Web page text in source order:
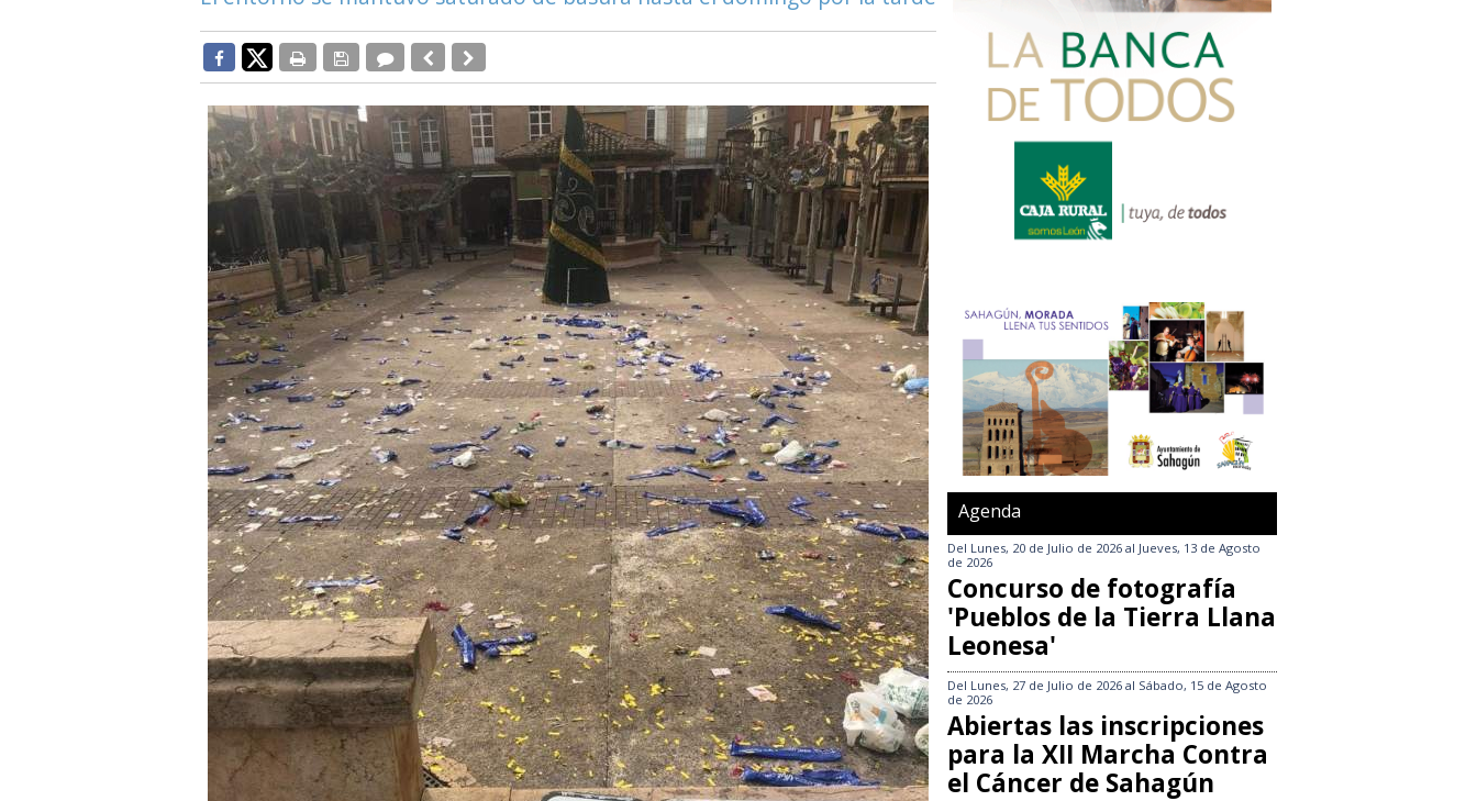
Agenda
Del Lunes, 20 de Julio de 2026 al Jueves, 13 de Agosto
de 2026
Concurso de fotografía
'Pueblos de la Tierra Llana
Leonesa'
Del Lunes, 27 de Julio de 2026 al Sábado, 15 de Agosto
de 2026
Abiertas las inscripciones
para la XII Marcha Contra
el Cáncer de Sahagún